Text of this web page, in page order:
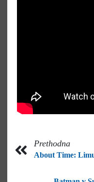
Prethodna
About Time: